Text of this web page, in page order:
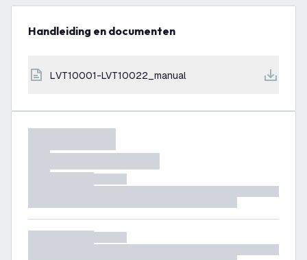
Handleiding en documenten
LVT10001-LVT10022_manual